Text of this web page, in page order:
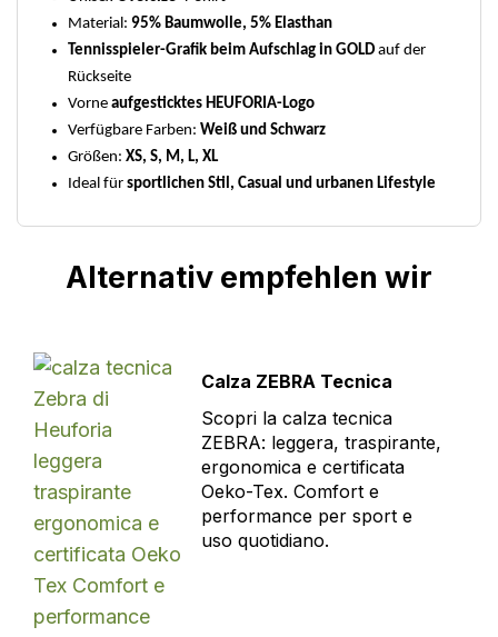
Material: 95% Baumwolle, 5% Elasthan
Tennisspieler-Grafik beim Aufschlag in GOLD auf der
Rückseite
Vorne aufgesticktes HEUFORIA-Logo
Verfügbare Farben: Weiß und Schwarz
Größen: XS, S, M, L, XL
Ideal für sportlichen Stil, Casual und urbanen Lifestyle
Alternativ empfehlen wir
Calza ZEBRA Tecnica
Scopri la calza tecnica
ZEBRA: leggera, traspirante,
ergonomica e certificata
Oeko-Tex. Comfort e
performance per sport e
uso quotidiano.